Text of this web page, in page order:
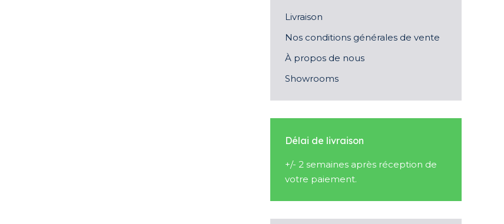
Livraison
Nos conditions générales de vente
À propos de nous
Showrooms
Délai de livraison
+/- 2 semaines après réception de
votre paiement.